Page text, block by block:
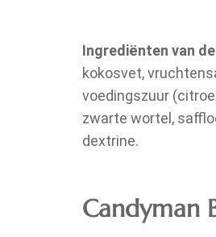
Ingrediënten van
kokosvet,
voedingszuur
zwarte wortel,
dextrine.
Candyman